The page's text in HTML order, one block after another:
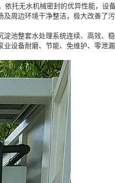
托无水机械密封的优异性能，设
周边环境干净整洁，极大改善了
池整套水处理系统连续、高效、
设备耐磨、节能、免维护、零泄